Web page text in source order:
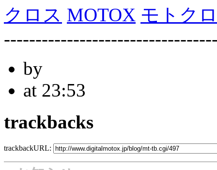
クロス MOTOX モトク
by
at 23:53
trackbacks
trackbackURL: